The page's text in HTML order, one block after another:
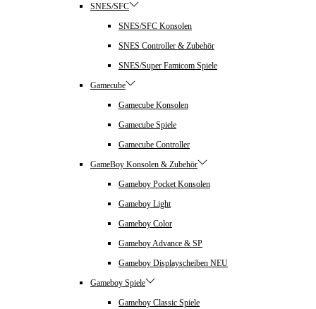
SNES/SFC
SNES/SFC Konsolen
SNES Controller & Zubehör
SNES/Super Famicom Spiele
Gamecube
Gamecube Konsolen
Gamecube Spiele
Gamecube Controller
GameBoy Konsolen & Zubehör
Gameboy Pocket Konsolen
Gameboy Light
Gameboy Color
Gameboy Advance & SP
Gameboy Displayscheiben NEU
Gameboy Spiele
Gameboy Classic Spiele